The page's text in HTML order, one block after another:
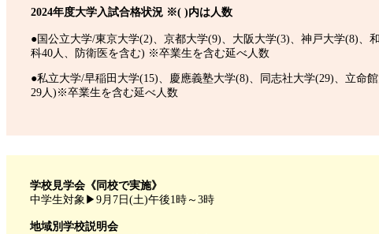
2024年度大学入試合格状況 ※( )内は人数
●国公立大学/東京大学(2)、京都大学(9)、大阪大学(3)、神戸大学(8)
科40人、防衛医を含む) ※卒業生を含む延べ人数
●私立大学/早稲田大学(15)、慶應義塾大学(8)、同志社大学(29)、立命
29人)※卒業生を含む延べ人数
学校見学会《同校で実施》
中学生対象▶9月7日(土)午後1時～3時
地域別学校説明会